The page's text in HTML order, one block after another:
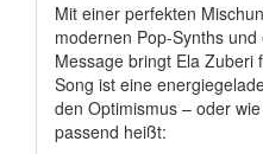
Mit einer perfekten
modernen Pop-Synths
Message bringt Ela Zuberi
Song ist eine
den Optimismus – oder
passend heißt: